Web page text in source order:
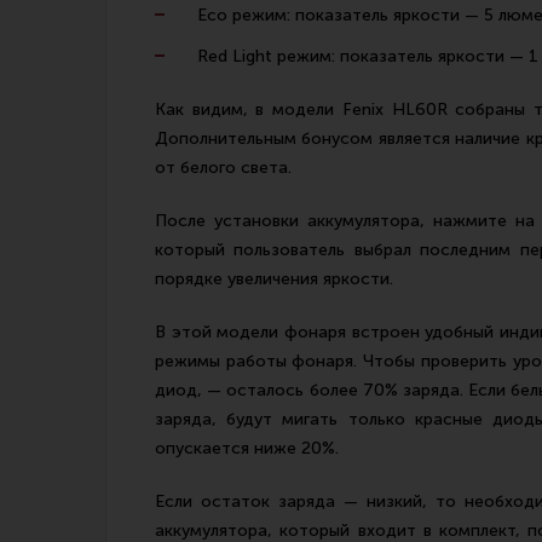
Eco режим: показатель яркости — 5
Red Light режим: показатель яркости —
Как видим, в модели Fenix HL60R собраны
Дополнительным бонусом является наличие
от белого света.
После установки аккумулятора, нажмите
который пользователь выбрал последним
порядке увеличения яркости.
В этой модели фонаря встроен удобный
режимы работы фонаря. Чтобы проверить
диод, — осталось более 70% заряда. Если
заряда, будут мигать только красные
опускается ниже 20%.
Если остаток заряда — низкий, то
аккумулятора, который входит в комплект,